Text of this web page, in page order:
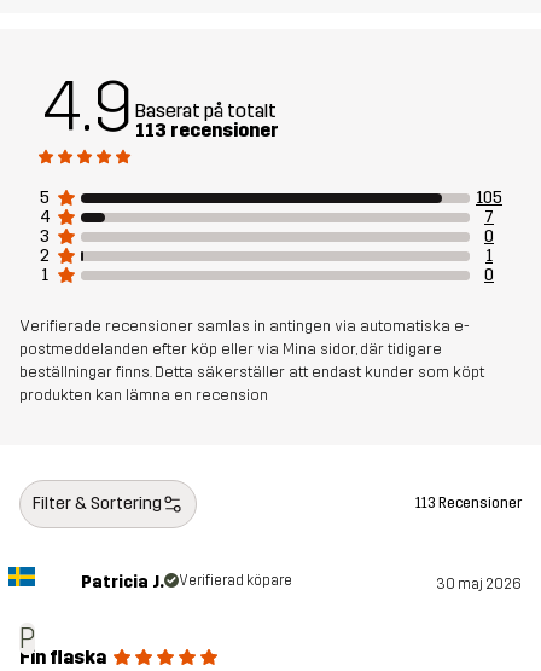
4.9 Baserat på totalt
113 recensioner
5
105
4
7
3
0
2
1
1
0
Verifierade recensioner samlas in antingen via automatiska e-
postmeddelanden efter köp eller via Mina sidor, där tidigare
beställningar finns. Detta säkerställer att endast kunder som köpt
produkten kan lämna en recension
Filter & Sortering 113 Recensioner
P
Patricia J. Verifierad köpare 30 maj 2026
Fin flaska